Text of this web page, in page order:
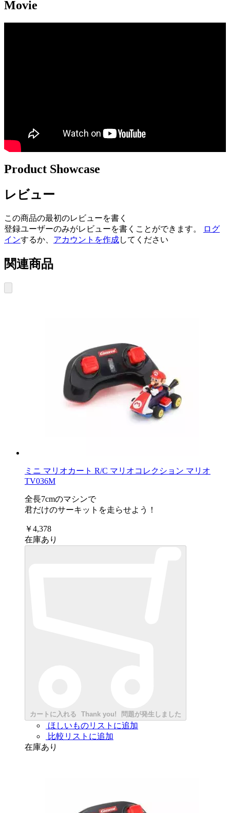
Movie
Product Showcase
レビュー
この商品の最初のレビューを書く
登録ユーザーのみがレビューを書くことができます。
ログ
インするか、 アカウントを作成してください
関連商品
ミニ マリオカート R/C マリオコレクション マリオ
TV036M
全長7cmのマシンで
君だけのサーキットを走らせよう！
￥4,378
在庫あり
カートに入れる Thank you! 問題が発生しました
ほしいものリストに追加
比較リストに追加
在庫あり